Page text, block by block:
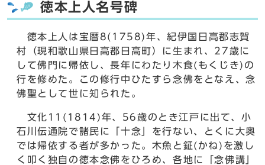
徳本上人名号碑
徳本上人は宝暦8(1758)年、紀伊国日高郡志賀
村（現和歌山県日高郡日高町）に生まれ、27歳に
して佛門に帰依し、長年にわたり木食(もくじき)の
行を修めた。この修行中ひたすら念佛をとなえ、念
佛聖として世に知られた。
文化11(1814)年、56歳のとき江戸に出て、小
石川伝通院で諸民に「十念」を行ない、とくに大奥
では帰依する者が多かった。木魚と鉦(かね)を激し
く叩く独自の徳本念佛をひろめ、各地に「念佛講」